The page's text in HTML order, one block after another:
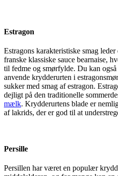
Estragon
Estragons karakteristiske smag
franske klassiske sauce bearnaise,
til fedme og smørfylde. Du kan
anvende krydderurten i
sukker med smag af estragon.
dejligt på den traditionelle
mælk. Krydderurtens blade er
af lakrids, der er god til at
Persille
Persillen har været en populær